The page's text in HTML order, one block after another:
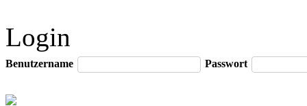
Login
Benutzername Passwort